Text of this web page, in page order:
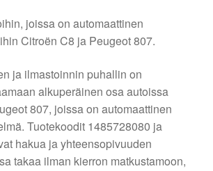
joissa on automaattinen
Citroën C8 ja Peugeot 807.
ja ilmastoinnin puhallin on
alkuperäinen osa autoissa
807, joissa on automaattinen
Tuotekoodit 1485728080 ja
hakua ja yhteensopivuuden
takaa ilman kierron matkustamoon,